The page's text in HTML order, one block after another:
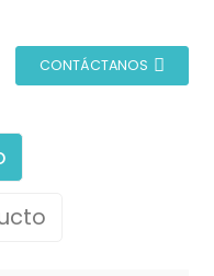
CONTÁCTANOS